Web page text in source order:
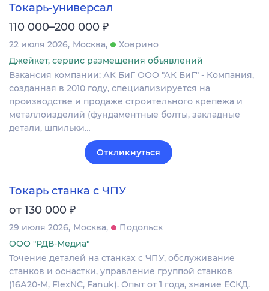
Токарь-универсал
110 000–200 000 ₽
22 июля 2026 Москва
Ховрино
Джейкет, сервис размещения объявлений
Вакансия компании: АК БиГ ООО "АК БиГ" - Компания,
созданная в 2010 году, специализируется на
производстве и продаже строительного крепежа и
металлоизделий (фундаментные болты, закладные
детали, шпильки…
Откликнуться
Токарь станка с ЧПУ
от 130 000 ₽
29 июля 2026 Москва
Подольск
ООО "РДВ-Медиа"
Точение деталей на станках с ЧПУ, обслуживание
станков и оснастки, управление группой станков
(16А20-М, FlexNC, Fanuk). Опыт от 1 года, знание ЕСКД.